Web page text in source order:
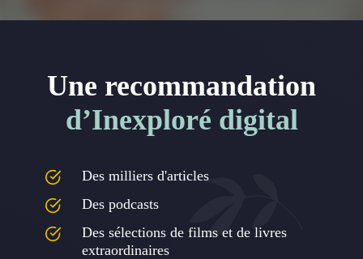
Une recommandation
d’Inexploré digital
Des milliers d'articles
Des podcasts
Des sélections de films et de livres
extraordinaires